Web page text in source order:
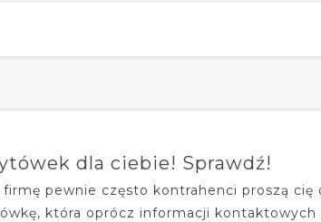
dla ciebie! Sprawdź!
firmę pewnie często kontrahenci proszą
która oprócz informacji kontaktowych